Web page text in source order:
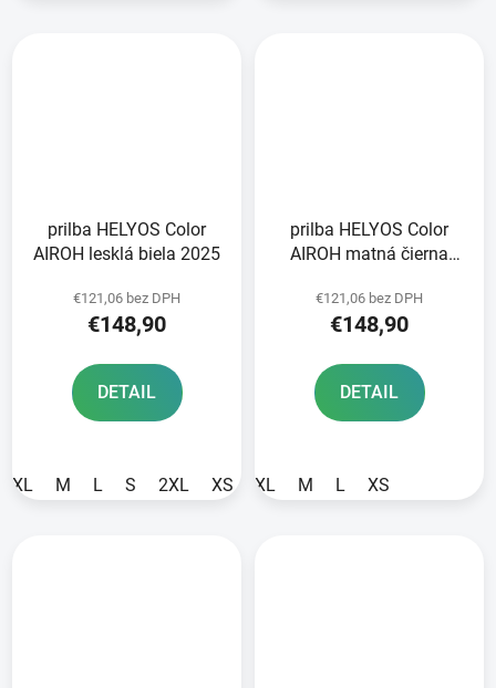
prilba HELYOS Color
AIROH lesklá biela 2025
€121,06 bez DPH
€148,90
DETAIL
XL M L S 2XL XS
prilba HELYOS Color
AIROH matná čierna
€121,06 bez DPH
€148,90
DETAIL
XL M L XS